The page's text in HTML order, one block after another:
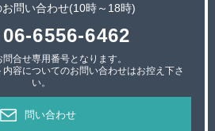
問い合わせ(10時～18時)
06-6556-6462
問合せ専用番号となります。
容についてのお問い合わせはお控え下さ
い。
問い合わせ